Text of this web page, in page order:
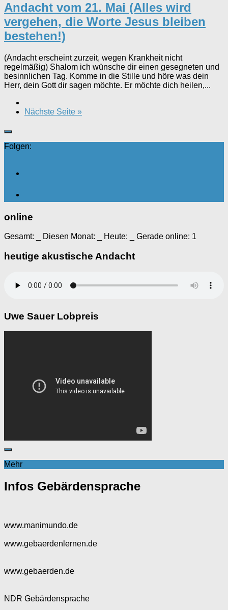
Andacht vom 21. Mai (Alles wird
vergehen, die Worte Jesus bleiben
bestehen!)
(Andacht erscheint zurzeit, wegen Krankheit nicht
regelmäßig) Shalom ich wünsche dir einen gesegneten und
besinnlichen Tag. Komme in die Stille und höre was dein
Herr, dein Gott dir sagen möchte. Er möchte dich heilen,...
Nächste Seite »
Folgen:
online
Gesamt: Diesen Monat: Heute: Gerade online: 1
heutige akustische Andacht
Uwe Sauer Lobpreis
Mehr
Infos Gebärdensprache
www.manimundo.de
www.gebaerdenlernen.de
www.gebaerden.de
NDR Gebärdensprache